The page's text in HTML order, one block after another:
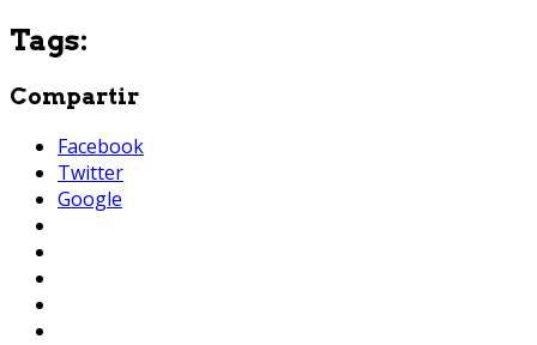
Tags:
Compartir
Facebook
Twitter
Google